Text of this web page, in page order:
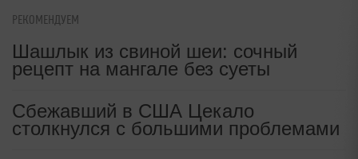
РЕКОМЕНДУЕМ
Шашлык из свиной шеи: сочный
рецепт на мангале без суеты
Сбежавший в США Цекало
столкнулся с большими проблемами